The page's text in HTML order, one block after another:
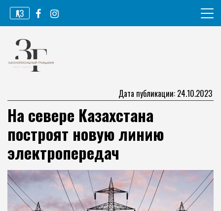
Перейти
содержимому
ҚАЗ
Законопослушный гражданин
Дата публикации: 24.10.2023
На севере Казахстана
построят новую линию
электропередач